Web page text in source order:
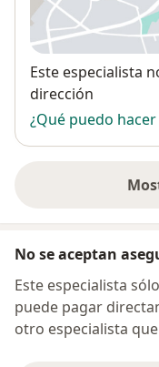
Disponibilidad
Este especialista
dirección
¿Qué puedo
No se aceptan
Este especialista
puede pagar
otro especialista